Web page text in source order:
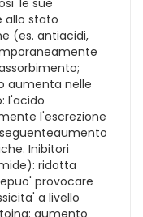
allo stato
(es. antiacidi,
aumenta nelle
l'acido
l'escrezione
Inibitori
ridotta
provocare
a livello
aumento